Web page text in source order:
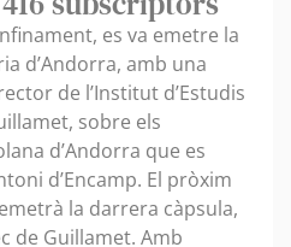
es va emetre la
d’Andorra, amb una
de l’Institut d’Estudis
sobre els
d’Andorra que es
d’Encamp. El pròxim
la darrera càpsula,
de Guillamet. Amb